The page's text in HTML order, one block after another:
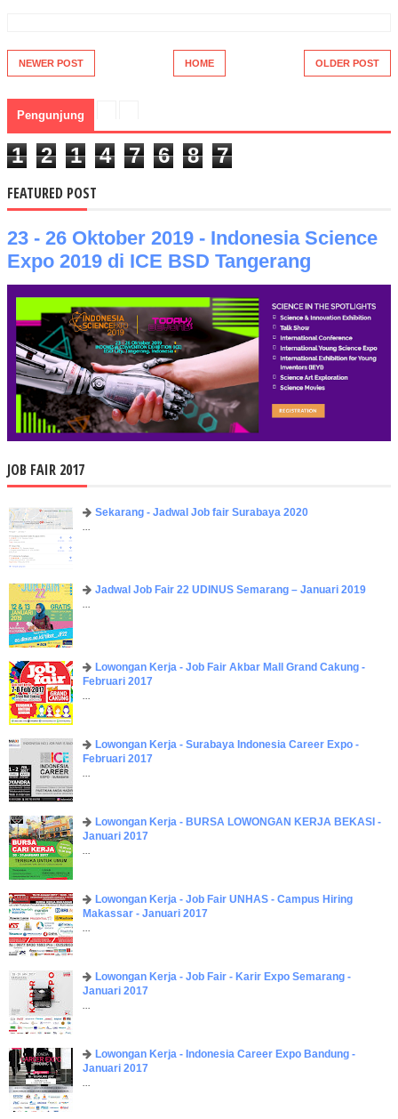
NEWER POST OLDER POST
HOME
Pengunjung
1 2 1 4 7 6 8 7
FEATURED POST
23 - 26 Oktober 2019 - Indonesia Science
Expo 2019 di ICE BSD Tangerang
JOB FAIR 2017
Sekarang - Jadwal Job fair Surabaya 2020
...
Jadwal Job Fair 22 UDINUS Semarang – Januari 2019
...
Lowongan Kerja - Job Fair ​Akbar ​Mall Grand Cakung -
Februari 2017
...
Lowongan Kerja - Surabaya Indonesia Career Expo -
Februari 2017
...
Lowongan Kerja - BURSA LOWONGAN KERJA BEKASI -
Januari 2017
...
Lowongan Kerja - Job Fair UNHAS - Campus Hiring
Makassar - Januari 2017
...
Lowongan Kerja - Job Fair - Karir Expo Semarang -
Januari 2017
...
Lowongan Kerja - Indonesia Career Expo Bandung -
Januari 2017
...